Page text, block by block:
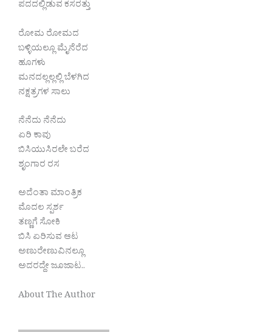
ಪದದಲ್ಲಿಡುವ ಕಸರತ್ತು
ರೋಮ ರೋಮದ
ಬಳ್ಳಿಯಲ್ಲೂ ಮೈನೆರೆದ
ಹೂಗಳು
ಮನದಲ್ಲಲ್ಲಲ್ಲಿ ಬೆಳಗಿದ
ನಕ್ಷತ್ರಗಳ ಸಾಲು
ನೆನೆದು ನೆನೆದು
ಏರಿ ಕಾವು
ಬಿಸಿಯುಸಿರಲೇ ಬರೆದ
ಶೃಂಗಾರ ರಸ
ಅದೆಂತಾ ಮಾಂತ್ರಿಕ
ಮೊದಲ ಸ್ಪರ್ಶ
ತಣ್ಣಗೆ ಸೋಕಿ
ಬಿಸಿ ಏರಿಸುವ ಆಟ
ಅಣುರೇಣುವಿನಲ್ಲೂ
ಅದರದ್ದೇ ಜೂಜಾಟ..
About The Author